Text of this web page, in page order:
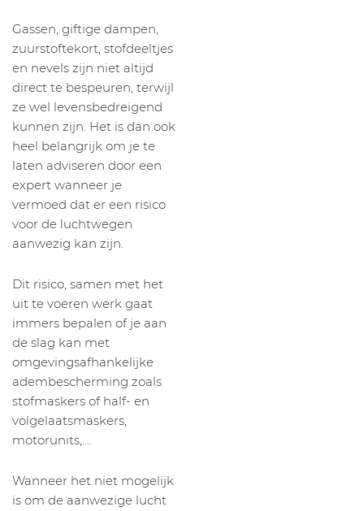
Gassen, giftige dampen,
zuurstoftekort, stofdeeltjes
en nevels zijn niet altijd
direct te bespeuren, terwijl
ze wel levensbedreigend
kunnen zijn. Het is dan ook
heel belangrijk om je te
laten adviseren door een
expert wanneer je
vermoed dat er een risico
voor de luchtwegen
aanwezig kan zijn.
Dit risico, samen met het
uit te voeren werk gaat
immers bepalen of je aan
de slag kan met
omgevingsafhankelijke
adembescherming zoals
stofmaskers of half- en
volgelaatsmaskers,
motorunits,….
Wanneer het niet mogelijk
is om de aanwezige lucht